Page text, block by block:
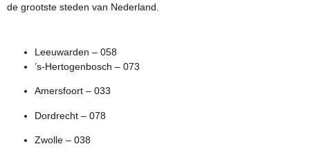
de grootste steden van Nederland.
Leeuwarden – 058
’s-Hertogenbosch – 073
Amersfoort – 033
Dordrecht – 078
Zwolle – 038